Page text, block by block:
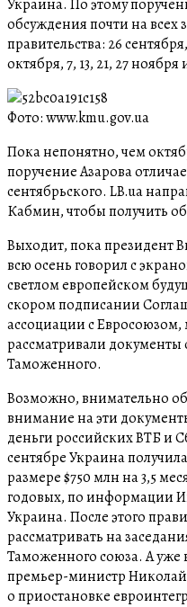
Украина. По этому
обсуждения почти на всех
правительства: 26 сентября,
октября, 7, 13, 21, 27 ноября
Фото: www.kmu.gov.ua
Пока непонятно, чем
поручение Азарова
сентябрьского. LB.ua
Кабмин, чтобы получить
Выходит, пока президент
всю осень говорил с
светлом европейском
скором подписании
ассоциации с
рассматривали документы
Таможенного.
Возможно, внимательно
внимание на эти
деньги российских ВТБ и
сентябре Украина
размере $750 млн на 3,5
годовых, по информации
Украина. После этого
рассматривать на
Таможенного союза. А уже
премьер-министр
о приостановке